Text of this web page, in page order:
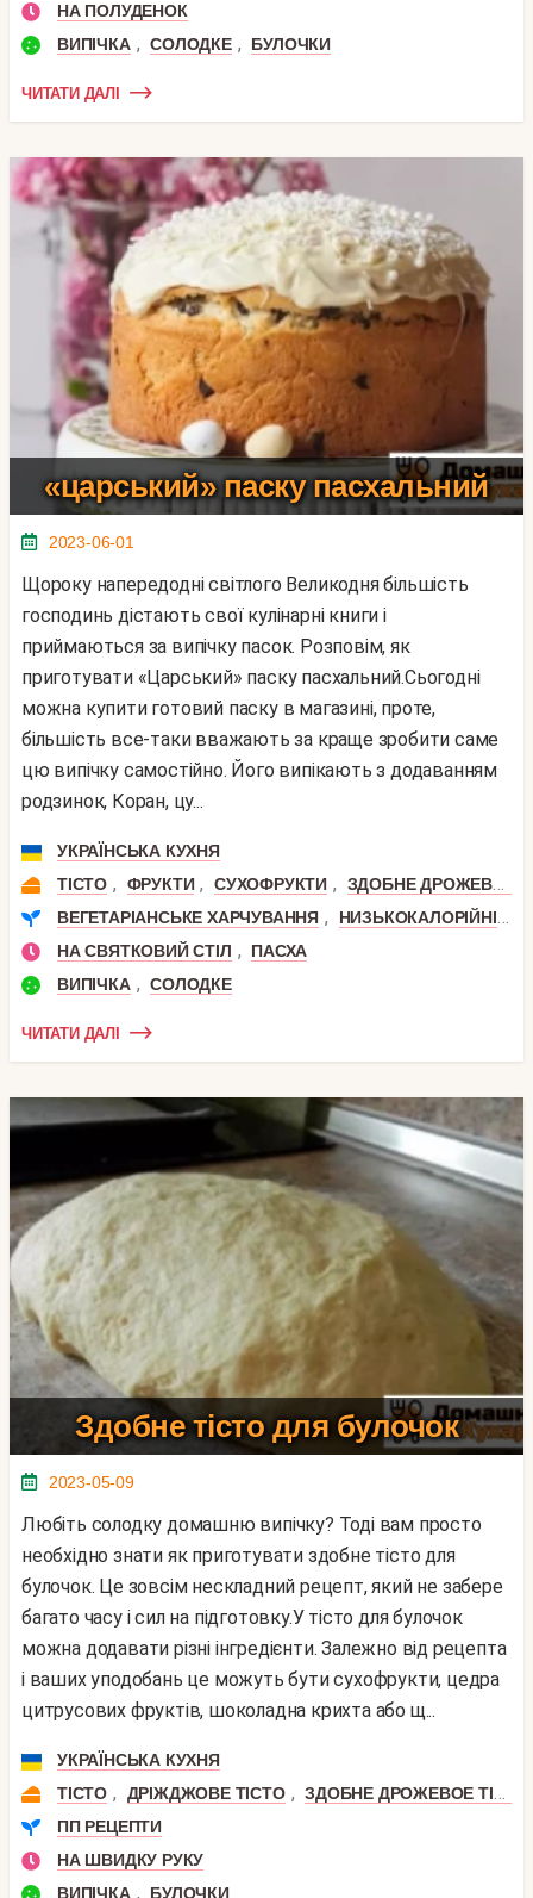
НА ПОЛУДЕНОК
ВИПІЧКА , СОЛОДКЕ , БУЛОЧКИ
ЧИТАТИ ДАЛІ
«царський» паску пасхальний
2023-06-01
Щороку напередодні світлого Великодня більшість
господинь дістають свої кулінарні книги і
приймаються за випічку пасок. Розповім, як
приготувати «Царський» паску пасхальний.Сьогодні
можна купити готовий паску в магазині, проте,
більшість все-таки вважають за краще зробити саме
цю випічку самостійно. Його випікають з додаванням
родзинок, Коран, цу...
УКРАЇНСЬКА КУХНЯ
ТІСТО , ФРУКТИ , СУХОФРУКТИ ,
ЗДОБНЕ ДРОЖЕВОЕ ТІСТО
ВЕГЕТАРІАНСЬКЕ ХАРЧУВАННЯ , НИЗЬКОКАЛОРІЙНІ ,
НА СВЯТКОВИЙ СТІЛ ,
ПАСХА
ВИПІЧКА , СОЛОДКЕ
ЧИТАТИ ДАЛІ
Здобне тісто для булочок
2023-05-09
Любіть солодку домашню випічку? Тоді вам просто
необхідно знати як приготувати здобне тісто для
булочок. Це зовсім нескладний рецепт, який не забере
багато часу і сил на підготовку.У тісто для булочок
можна додавати різні інгредієнти. Залежно від рецепта
і ваших уподобань це можуть бути сухофрукти, цедра
цитрусових фруктів, шоколадна крихта або щ...
УКРАЇНСЬКА КУХНЯ
ТІСТО , ДРІЖДЖОВЕ ТІСТО , ЗДОБНЕ ДРОЖЕВОЕ ТІСТО
ПП РЕЦЕПТИ
НА ШВИДКУ РУКУ
ВИПІЧКА , БУЛОЧКИ